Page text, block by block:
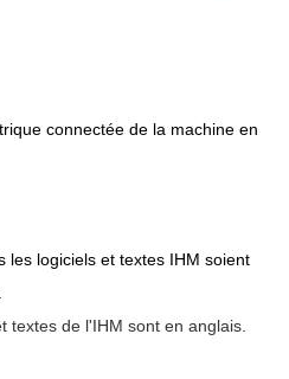
connectée de la machine en
les logiciels et textes IHM soient
textes de l'IHM sont en anglais.